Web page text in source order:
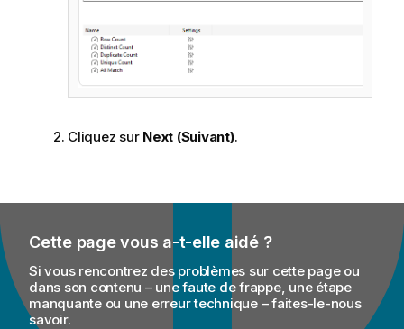
Cliquez sur Next (Suivant).
Cette page vous a-t-elle aidé ?
Si vous rencontrez des problèmes sur cette page ou
dans son contenu – une faute de frappe, une étape
manquante ou une erreur technique – faites-le-nous
savoir.